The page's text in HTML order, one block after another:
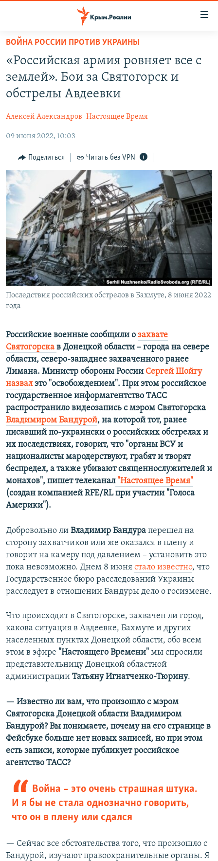
Вернуться
основному
содержанию
Вернутся
главной
Вернутся
поиску
ГРУЗ 200
11 ЛЕТ ОККУПАЦИИ КРЫМА. 11 ИСТОРИЙ СОПРОТИВЛЕНИЯ
ВОДА
ЕЩЕ
ИНТЕРАКТИВ
ИНФОГРАФИКА
ТЕЛЕПРОЕКТ КРЫМ.РЕАЛИИ
СОВЕТЫ ПРАВОЗАЩИТНИКОВ
ПРОПАВШИЕ БЕЗ ВЕСТИ
ПОБЕДИТЕЛЕЙ НЕ СУДЯТ?
КРЫМ.НЕПОКОРЕННЫЙ
ELIFBE
УКРАИНСКАЯ ПРОБЛЕМА КРЫМА
РАДІО СВОБОДА
КАК ОБОЙТИ БЛОКИРОВКУ
Українською
Qırımtatar
ПРИСОЕДИНЯЙТЕСЬ!
Все сайты RFE/RL
ВОЙНА РОССИИ ПРОТИВ УКРАИНЫ
«Российская армия ровняет все с
землей». Бои за Святогорск и
обстрелы Авдеевки
Алексей Александров Настоящее Время
09 июня 2022, 10:03
Поделиться Читать без VPN
Последствия российских обстрелов в Бахмуте, 8 июня 2022
года
Российские военные сообщили о захвате
Святогорска в Донецкой области – города на севере
области, северо-западнее захваченного ранее
Лимана. Министр обороны России Сергей Шойгу
назвалэто "освобождением". При этом российское
государственное информагентство ТАСС
распространило видеозапись с мэром Святогорска
Владимиром Бандурой, на которой тот, ранее
писавший по-украински о российских обстрелах и
их последствиях, говорит, что "органы ВСУ и
националисты мародерствуют, грабят и творят
беспредел, а также убивают священнослужителей и
монахов", пишет телеканал"Настоящее Время"
(создан компанией RFE/RL при участии "Голоса
Америки"). ​
Добровольно ли Владимир Бандура перешел на
сторону захватчиков или же оказался в плену и
говорит на камеру под давлением – установить это
пока невозможно. Днем 8 июня стало известно, что
Государственное бюро расследований Украины
расследует в отношении Бандуры дело о госизмене.
Что происходит в Святогорске, захвачен ли город,
какова ситуация в Авдеевке, Бахмуте и других
населенных пунктах Донецкой области, обо всем
этом в эфире "Настоящего Времени" мы спросили
представительницу Донецкой областной
администрации Татьяну Игнатченко-Тюрину.
— Известно ли вам, что произошло с мэром
Святогорска Донецкой области Владимиром
Бандурой? Вы понимаете, почему на его странице в
Фейсбуке больше нет новых записей, но при этом
есть записи, которые публикует российское
агентство ТАСС?
Война – это очень страшная штука.
И я бы не стала однозначно говорить,
что он в плену или сдался
— Сейчас все обстоятельства того, что произошло с
Бандурой, изучают правоохранительные органы. Я